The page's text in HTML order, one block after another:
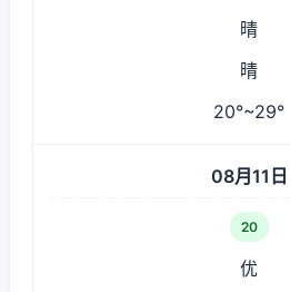
晴
晴
20°~29°
08月11日
20
优